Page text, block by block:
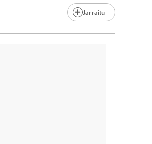
Jarraitu